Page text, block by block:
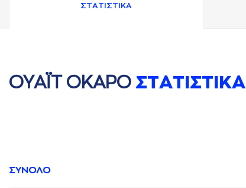
ΣΤAΤΙΣΤΙΚA
ΟΥAΪΤ ΟΚAΡΟ ΣΤAΤΙΣΤΙΚA
ΣΥΝΟΛΟ